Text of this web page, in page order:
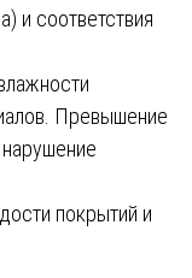
и соответствия
Превышение
покрытий и